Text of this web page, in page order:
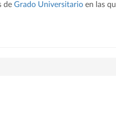
de Grado Universitarioen las